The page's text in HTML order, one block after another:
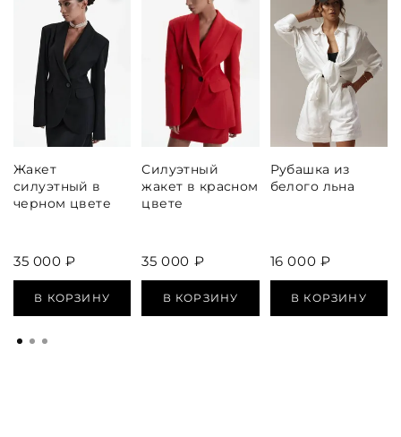
Жакет
силуэтный в
черном цвете
35 000 ₽
В КОРЗИНУ
Силуэтный
жакет в красном
цвете
35 000 ₽
В КОРЗИНУ
Рубашка из
белого льна
16 000 ₽
В КОРЗИНУ